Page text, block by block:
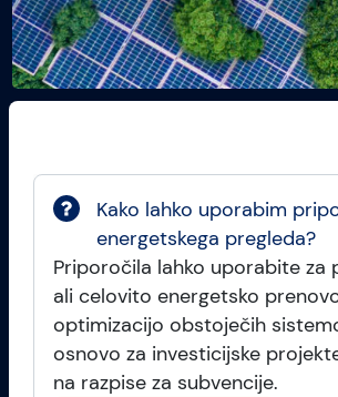
Kako lahko uporabim
energetskega pregleda?
Priporočila lahko uporabite za
ali celovito energetsko
optimizacijo obstoječih
osnovo za investicijske
na razpise za subvencije.